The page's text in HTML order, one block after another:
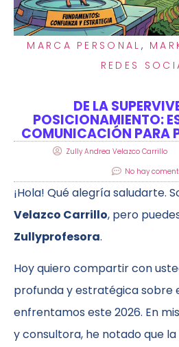
MARCA PERSONAL ,
REDES
DE LA
POSICIONAMIENTO:
COMUNICACIÓN PARA
Zully Andrea Velazco Carrillo
No hay
¡Hola! Qué alegría saludarte.
Velazco Carrillo, pero
Zullyprofesora.
Hoy quiero compartir con
profunda y estratégica sobre
enfrentamos este 2026. En
y consultora, he notado que